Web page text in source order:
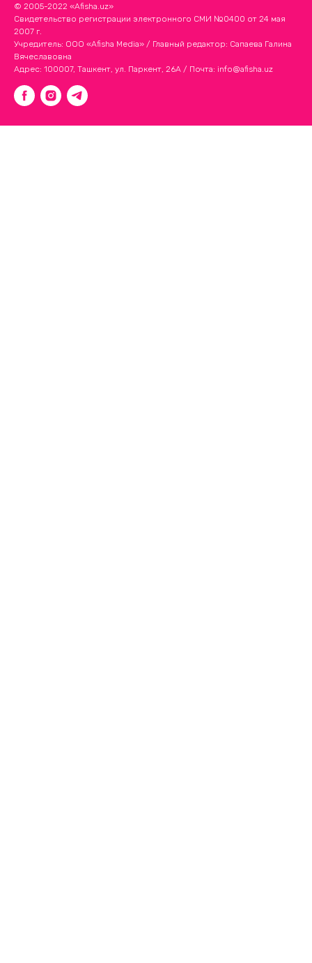
© 2005-2022 «Afisha.uz»
Свидетельство регистрации электронного СМИ №0400 от 24 мая
2007 г.
Учредитель: ООО «Afisha Media» / Главный редактор: Сапаева Галина
Вячеславовна
Адрес: 100007, Ташкент, ул. Паркент, 26А / Почта: info@afisha.uz